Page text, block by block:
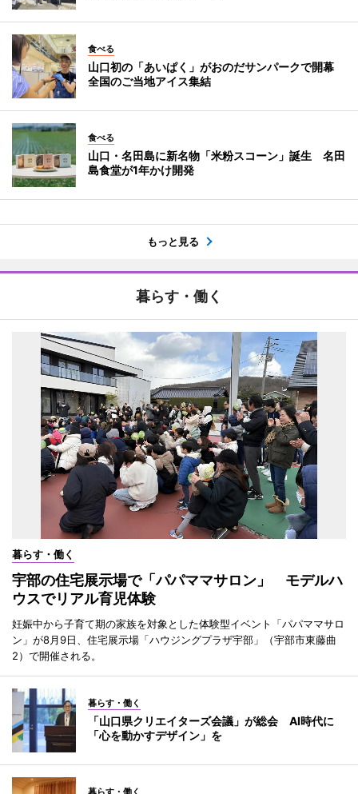
食べる
山口初の「あいぱく」がおのだサンパークで開幕
全国のご当地アイス集結
食べる
山口・名田島に新名物「米粉スコーン」誕生 名田
島食堂が1年かけ開発
もっと見る
暮らす・働く
暮らす・働く
宇部の住宅展示場で「パパママサロン」 モデルハ
ウスでリアル育児体験
妊娠中から子育て期の家族を対象とした体験型イベント「パパママサロ
ン」が8月9日、住宅展示場「ハウジングプラザ宇部」（宇部市東藤曲
2）で開催される。
暮らす・働く
「山口県クリエイターズ会議」が総会 AI時代に
「心を動かすデザイン」を
暮らす・働く